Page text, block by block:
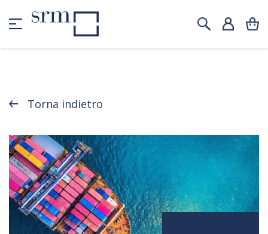
Torna indietro